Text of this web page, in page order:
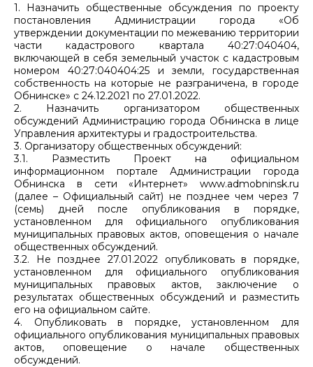
1. Назначить общественные обсуждения по проекту
постановления Администрации города «Об
утверждении документации по межеванию территории
части кадастрового квартала 40:27:040404,
включающей в себя земельный участок с кадастровым
номером 40:27:040404:25 и земли, государственная
собственность на которые не разграничена, в городе
Обнинске» с 24.12.2021 по 27.01.2022.
2. Назначить организатором общественных
обсуждений Администрацию города Обнинска в лице
Управления архитектуры и градостроительства.
3. Организатору общественных обсуждений:
3.1. Разместить Проект на официальном
информационном портале Администрации города
Обнинска в сети «Интернет» www.admobninsk.ru
(далее – Официальный сайт) не позднее чем через 7
(семь) дней после опубликования в порядке,
установленном для официального опубликования
муниципальных правовых актов, оповещения о начале
общественных обсуждений.
3.2. Не позднее 27.01.2022 опубликовать в порядке,
установленном для официального опубликования
муниципальных правовых актов, заключение о
результатах общественных обсуждений и разместить
его на официальном сайте.
4. Опубликовать в порядке, установленном для
официального опубликования муниципальных правовых
актов, оповещение о начале общественных
обсуждений.